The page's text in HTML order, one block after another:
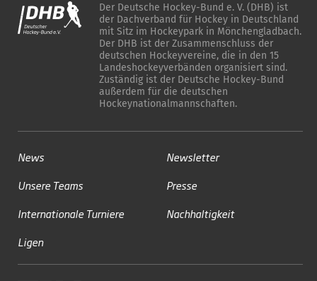
Der Deutsche Hockey-Bund e. V. (DHB) ist
der Dachverband für Hockey in Deutschland
mit Sitz im Hockeypark in Mönchengladbach.
Der DHB ist der Zusammenschluss der
deutschen Hockeyvereine, die in den 15
Landeshockeyverbänden organisiert sind.
Zuständig ist der Deutsche Hockey-Bund
außerdem für die deutschen
Hockeynationalmannschaften.
News
Unsere Teams
Internationale Turniere
Ligen
Newsletter
Presse
Nachhaltigkeit